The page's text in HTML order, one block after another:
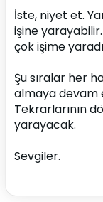
İste, niyet et.
işine
çok işime
Şu sıralar her
almaya devam
Tekrarlarının
yarayacak.
Sevgiler.